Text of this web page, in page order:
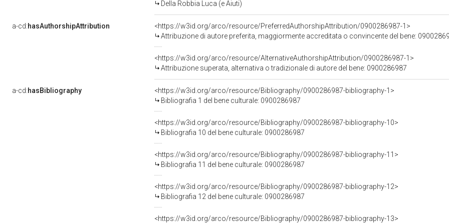
Della Robbia Luca (e Aiuti)
a-cd:hasAuthorshipAttribution
<https://w3id.org/arco/resource/PreferredAuthorshipAttribution/0900286987-1>
Attribuzione di autore preferita, maggiormente accreditata o convincente del bene:
<https://w3id.org/arco/resource/AlternativeAuthorshipAttribution/0900286987-1>
Attribuzione superata, alternativa o tradizionale di autore del bene: 0900286987
a-cd:hasBibliography
<https://w3id.org/arco/resource/Bibliography/0900286987-bibliography-1>
Bibliografia 1 del bene culturale: 0900286987
<https://w3id.org/arco/resource/Bibliography/0900286987-bibliography-10>
Bibliografia 10 del bene culturale: 0900286987
<https://w3id.org/arco/resource/Bibliography/0900286987-bibliography-11>
Bibliografia 11 del bene culturale: 0900286987
<https://w3id.org/arco/resource/Bibliography/0900286987-bibliography-12>
Bibliografia 12 del bene culturale: 0900286987
<https://w3id.org/arco/resource/Bibliography/0900286987-bibliography-13>